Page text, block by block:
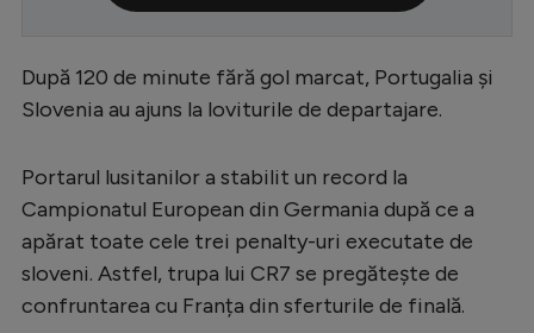
Premier League
Serie A
Ligue 1
Campionate
Starurile fotbalului
EURO 2024
După 120 de minute fără gol marcat, Portugalia și
Slovenia au ajuns la loviturile de departajare.
Portarul lusitanilor a stabilit un record la
Campionatul European din Germania după ce a
apărat toate cele trei penalty-uri executate de
sloveni. Astfel, trupa lui CR7 se pregătește de
confruntarea cu Franța din sferturile de finală.